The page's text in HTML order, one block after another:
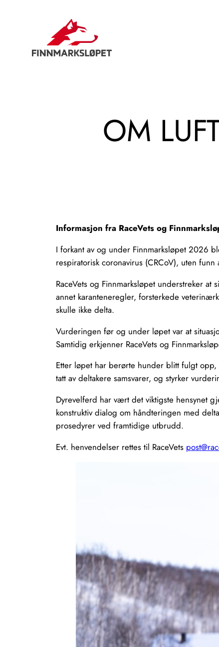
OM
Informasjon fra RaceVets og
I forkant av og under Finnmarksløpet 2026
respiratorisk coronavirus (CRCoV), uten
RaceVets og Finnmarksløpet understreker
annet karanteneregler, forsterkede
skulle ikke delta.
Vurderingen før og under løpet var at
Samtidig erkjenner RaceVets og
Etter løpet har berørte hunder blitt fulgt
tatt av deltakere samsvarer, og styrker
Dyrevelferd har vært det viktigste hensynet
konstruktiv dialog om håndteringen med
prosedyrer ved framtidige utbrudd.
Evt. henvendelser rettes til RaceVets